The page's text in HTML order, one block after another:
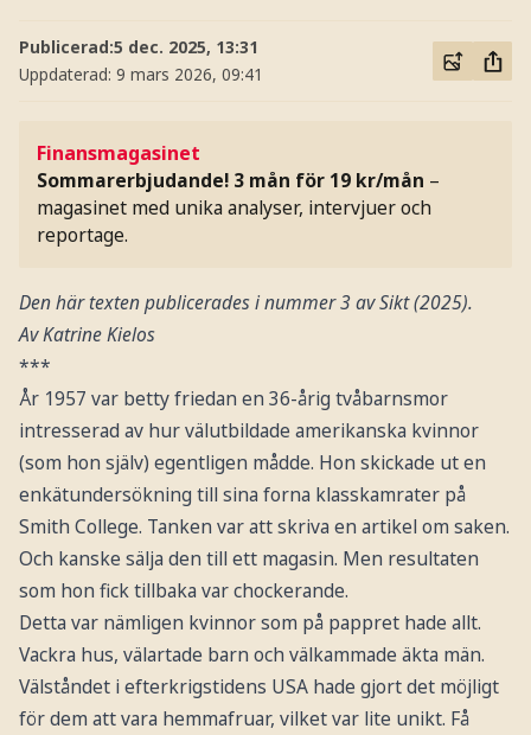
Publicerad:5 dec. 2025, 13:31
Uppdaterad: 9 mars 2026, 09:41
Finansmagasinet
Sommarerbjudande! 3 mån för 19 kr/mån –
magasinet med unika analyser, intervjuer och
reportage.
Den här texten publicerades i nummer 3 av Sikt (2025).
Av Katrine Kielos
***
År 1957 var betty friedan en 36-årig tvåbarnsmor
intresserad av hur välutbildade amerikanska kvinnor
(som hon själv) egentligen mådde. Hon skickade ut en
enkätundersökning till sina forna klasskamrater på
Smith College. Tanken var att skriva en artikel om saken.
Och kanske sälja den till ett magasin. Men resultaten
som hon fick tillbaka var chockerande.
Detta var nämligen kvinnor som på pappret hade allt.
Vackra hus, välartade barn och välkammade äkta män.
Välståndet i efterkrigstidens USA hade gjort det möjligt
för dem att vara hemmafruar, vilket var lite unikt. Få